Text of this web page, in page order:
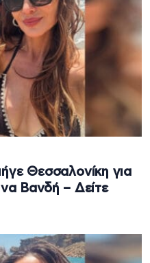
Θεσσαλονίκη για
Βανδή – Δείτε